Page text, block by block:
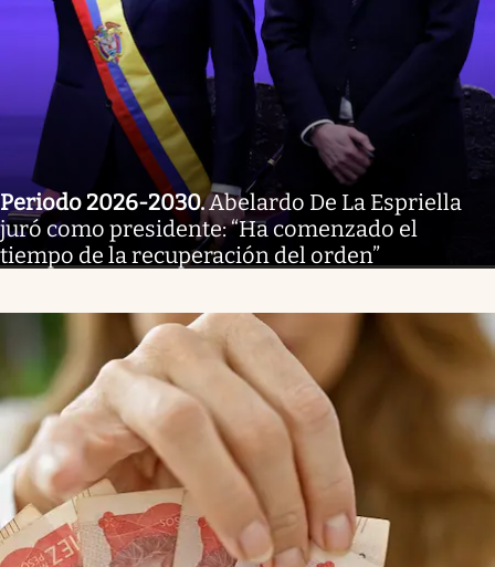
Periodo 2026-2030.Abelardo De La Espriella
juró como presidente: “Ha comenzado el
tiempo de la recuperación del orden”